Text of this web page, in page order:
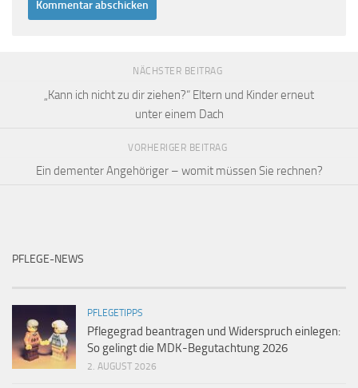
NÄCHSTER BEITRAG
„Kann ich nicht zu dir ziehen?“ Eltern und Kinder erneut
unter einem Dach
VORHERIGER BEITRAG
Ein dementer Angehöriger – womit müssen Sie rechnen?
PFLEGE-NEWS
PFLEGETIPPS
Pflegegrad beantragen und Widerspruch einlegen:
So gelingt die MDK-Begutachtung 2026
2. AUGUST 2026